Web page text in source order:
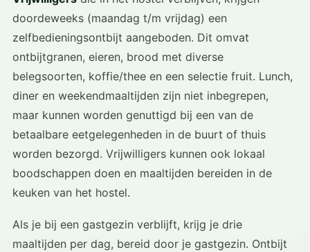
doordeweeks (maandag t/m vrijdag) een
zelfbedieningsontbijt aangeboden. Dit omvat
ontbijtgranen, eieren, brood met diverse
belegsoorten, koffie/thee en een selectie fruit. Lunch,
diner en weekendmaaltijden zijn niet inbegrepen,
maar kunnen worden genuttigd bij een van de
betaalbare eetgelegenheden in de buurt of thuis
worden bezorgd. Vrijwilligers kunnen ook lokaal
boodschappen doen en maaltijden bereiden in de
keuken van het hostel.
Als je bij een gastgezin verblijft, krijg je drie
maaltijden per dag, bereid door je gastgezin. Ontbijt